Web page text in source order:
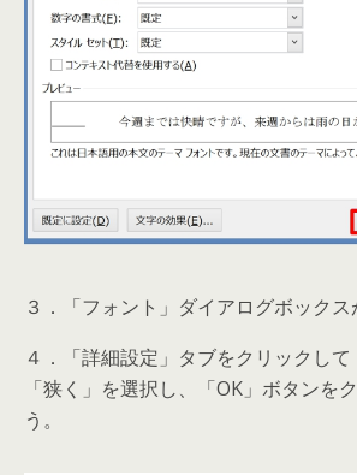
３．「フォント」ダイアログボックス
４．「詳細設定」タブをクリックし
「狭く」を選択し、「OK」ボタンを
う。